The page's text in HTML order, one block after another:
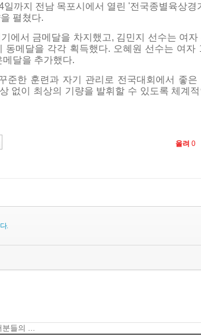
까지 전남 목포시에서 열린 '전국종별육상경
펼쳤다.
에서 금메달을 차지했고, 김민지 선수는 여
동메달을 각각 획득했다. 오혜원 선수는 여자
달을 추가했다.
준한 훈련과 자기 관리로 전국대회에서 좋은
없이 최상의 기량을 발휘할 수 있도록 체계
올려 0
.
들의 ...